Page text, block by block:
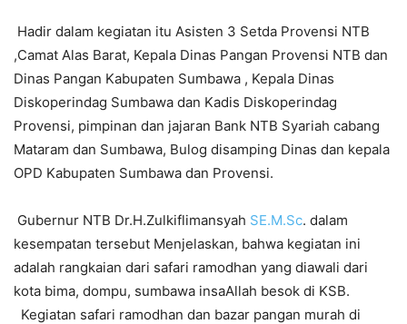
Hadir dalam kegiatan itu Asisten 3 Setda Provensi NTB
,Camat Alas Barat, Kepala Dinas Pangan Provensi NTB dan
Dinas Pangan Kabupaten Sumbawa , Kepala Dinas
Diskoperindag Sumbawa dan Kadis Diskoperindag
Provensi, pimpinan dan jajaran Bank NTB Syariah cabang
Mataram dan Sumbawa, Bulog disamping Dinas dan kepala
OPD Kabupaten Sumbawa dan Provensi.
Gubernur NTB Dr.H.Zulkiflimansyah SE.M.Sc. dalam
kesempatan tersebut Menjelaskan, bahwa kegiatan ini
adalah rangkaian dari safari ramodhan yang diawali dari
kota bima, dompu, sumbawa insaAllah besok di KSB.
Kegiatan safari ramodhan dan bazar pangan murah di